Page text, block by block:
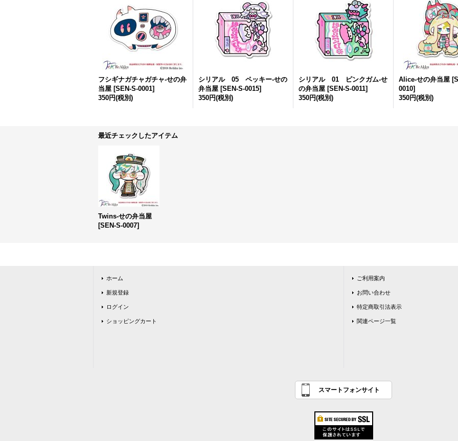
フシギナガチャガチャ-せの弁
当屋 [SEN-S-0001]
350円(税別)
シリアル 05 ペッキー-せの
弁当屋 [SEN-S-0015]
350円(税別)
シリアル 01 ピンクガム-せ
の弁当屋 [SEN-S-0011]
350円(税別)
Alice-せの弁当屋 [
0010]
350円(税別)
最近チェックしたアイテム
Twins-せの弁当屋
[SEN-S-0007]
ホーム
新規登録
ログイン
ショッピングカート
ご利用案内
お問い合わせ
特定商取引法表示
関連ページ一覧
スマートフォンサイト